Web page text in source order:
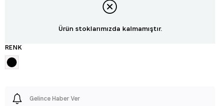
Ürün stoklarımızda kalmamıştır.
RENK
Gelince Haber Ver